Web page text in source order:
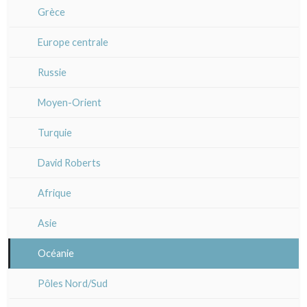
Bretagne
Alsace / Lorraine
Artois / Picardie
Champagne / Ardennes
Maine / Anjou
Guyenne / Gascogne
Rhone / Alpes
Provence / Corse
Dom-Tom
Grèce
Europe centrale
Russie
Moyen-Orient
Turquie
David Roberts
Afrique
Asie
Océanie
Pôles Nord/Sud